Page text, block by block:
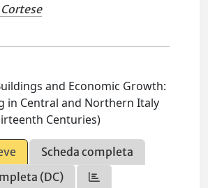
and Economic Growth:
in Central and Northern Italy
Centuries)
Scheda completa
(DC)